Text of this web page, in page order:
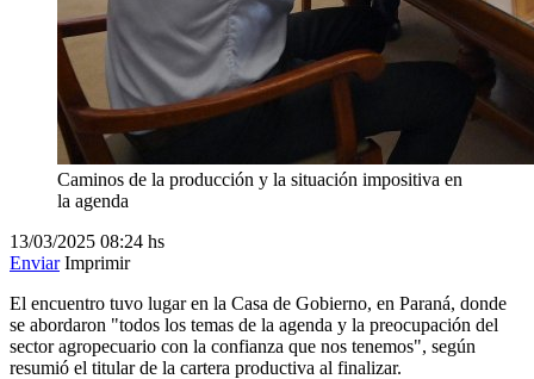
Caminos de la producción y la situación impositiva en
la agenda
13/03/2025 08:24 hs
Enviar Imprimir
El encuentro tuvo lugar en la Casa de Gobierno, en Paraná, donde
se abordaron "todos los temas de la agenda y la preocupación del
sector agropecuario con la confianza que nos tenemos", según
resumió el titular de la cartera productiva al finalizar.